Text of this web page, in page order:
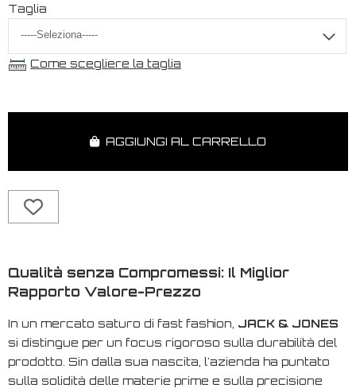
Taglia
Come scegliere la taglia
AGGIUNGI AL CARRELLO
Qualità senza Compromessi: Il Miglior
Rapporto Valore-Prezzo
In un mercato saturo di fast fashion JACK & JONES
si distingue per un focus rigoroso sulla durabilità del
prodotto. Sin dalla sua nascita, l'azienda ha puntato
sulla solidità delle materie prime e sulla precisione